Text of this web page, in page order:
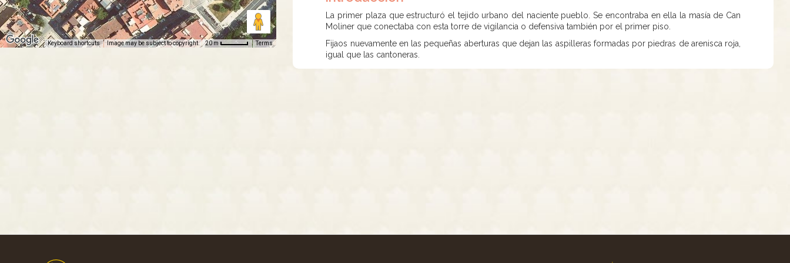
Keyboard shortcuts Image may be subject to copyright 20 m Terms
La primer plaza que estructuró el tejido urbano del naciente pueblo. Se encontraba en ella la masía de Can
Moliner que conectaba con esta torre de vigilancia o defensiva también por el primer piso.
Fijaos nuevamente en las pequeñas aberturas que dejan las aspilleras formadas por piedras de arenisca roja,
igual que las cantoneras.